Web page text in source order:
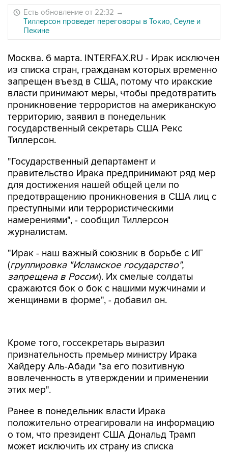
Есть обновление от 22:32 →
Тиллерсон проведет переговоры в Токио, Сеуле и
Пекине
Москва. 6 марта. INTERFAX.RU - Ирак исключен
из списка стран, гражданам которых временно
запрещен въезд в США, потому что иракские
власти принимают меры, чтобы предотвратить
проникновение террористов на американскую
территорию, заявил в понедельник
государственный секретарь США Рекс
Тиллерсон.
"Государственный департамент и
правительство Ирака предпринимают ряд мер
для достижения нашей общей цели по
предотвращению проникновения в США лиц с
преступными или террористическими
намерениями", - сообщил Тиллерсон
журналистам.
"Ирак - наш важный союзник в борьбе с ИГ
(группировка "Исламское государство",
запрещена в России). Их смелые солдаты
сражаются бок о бок с нашими мужчинами и
женщинами в форме", - добавил он.
Хайдеру Аль-Абади "за его позитивную
вовлеченность в утверждении и применении
этих мер".
Ранее в понедельник власти Ирака
о том, что президент США Дональд Трамп
может исключить их страну из списка
государств, гражданам которых временно
запрещено въезжать в Америку.